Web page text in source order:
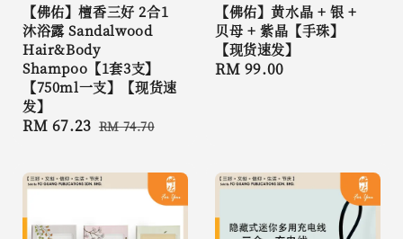
【佛佑】檀香三好 2合1
沐浴露 Sandalwood
Hair&Body
Shampoo【1套3支】
【750ml一支】【现货速
发】
Sale
RM 67.23 Regular
RM 74.70
【佛佑】黄水晶 + 银 +
贝母 + 紫晶【手珠】
【现货速发】
Regular
RM 99.00